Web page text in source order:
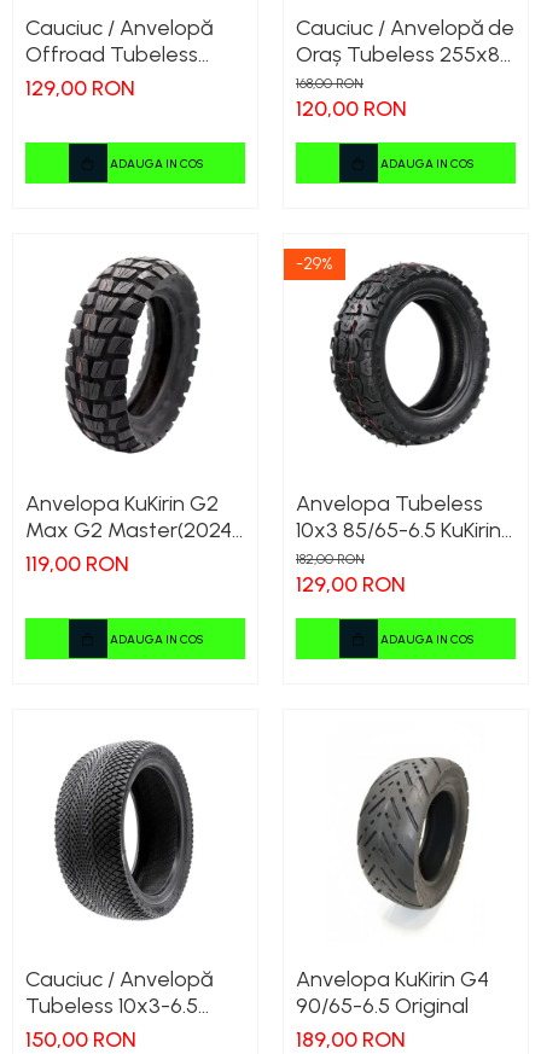
Etrieri
https://www.doctortrotineta.ro/lumini
https://www.doctortrotineta.ro/cadru
Suspensie
Cauciuc / Anvelopă
Offroad Tubeless
10x2.75-6.5 KuKirin
129,00 RON
ADAUGA IN COS
Cauciuc / Anvelopă de
Oraș Tubeless 255x80
(80/65-6) pentru
KuKirin G2 Max și
(2024) – Profil Urban
Trotinetă Electrică
168,00 RON
120,00 RON
ADAUGA IN COS
Anvelopa KuKirin G2
Max G2 Master(2024)
255x80
119,00 RON
ADAUGA IN COS
-29%
Anvelopa Tubeless
10x3 85/65-6.5 KuKirin
G2 Max / G2 Master
2024
182,00 RON
129,00 RON
ADAUGA IN COS
Cauciuc / Anvelopă
Tubeless 10x3-6.5
KuKirin G2 Master
150,00 RON
Anvelopa KuKirin G4
90/65-6.5 Original
189,00 RON